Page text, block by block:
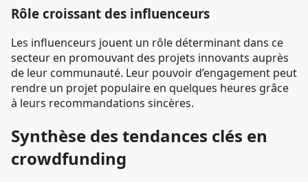
Rôle croissant des influenceurs
Les influenceurs jouent un rôle déterminant dans ce
secteur en promouvant des projets innovants auprès
de leur communauté. Leur pouvoir d’engagement peut
rendre un projet populaire en quelques heures grâce
à leurs recommandations sincères.
Synthèse des tendances clés en
crowdfunding